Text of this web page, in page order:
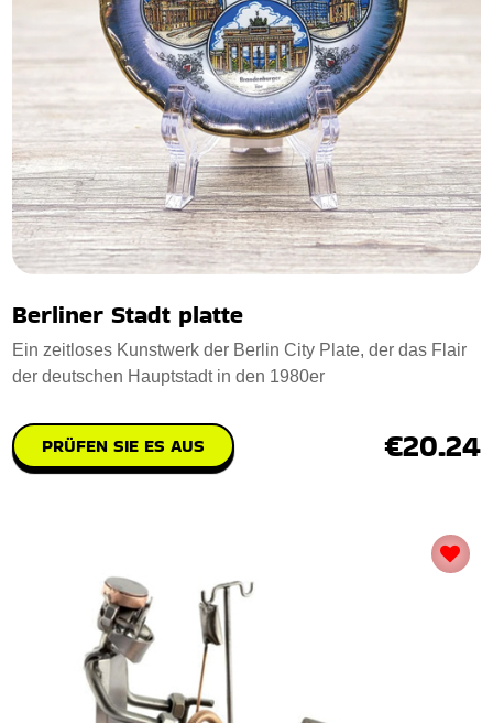
Berliner Stadt platte
Ein zeitloses Kunstwerk der Berlin City Plate, der das Flair
der deutschen Hauptstadt in den 1980er
PRÜFEN SIE ES AUS €20.24